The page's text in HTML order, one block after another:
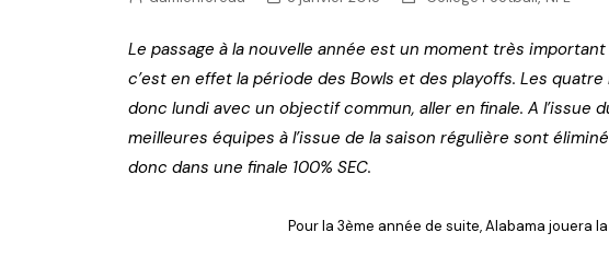
NFL – Power Rankings
Pronostics et paris NFL –
Super Bowl LIX
Histoire et Légendes
Le passage à la nouvelle année est un moment très
c’est en effet la période des Bowls et des playoffs. Les
donc lundi avec un objectif commun, aller en finale. A l’issue
meilleures équipes à l’issue de la saison régulière sont
donc dans une finale 100% SEC.
Pour la 3ème année de suite, Alabama jouera